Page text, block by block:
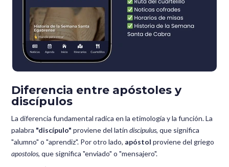
Diferencia entre apóstoles y
discípulos
La diferencia fundamental radica en la etimología y la función. La
palabra "discípulo" proviene del latíndiscipulus, que significa
"alumno" o "aprendiz". Por otro lado, apóstol proviene del griego
apostolos, que significa "enviado" o "mensajero".